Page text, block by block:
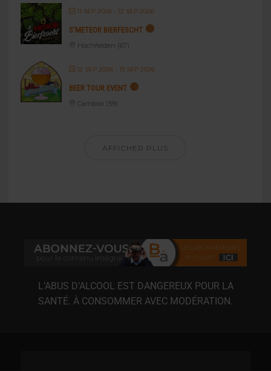
11 SEP 2026- 12 SEP 2026
S’METEOR BIERFESCHT
Hochfelden (67)
12 SEP 2026- 13 SEP 2026
BEER TOUR EVENT
Cambrai (59)
AFFICHER PLUS
L’ABUS D’ALCOOL EST DANGEREUX POUR LA
SANTÉ. À CONSOMMER AVEC MODÉRATION.